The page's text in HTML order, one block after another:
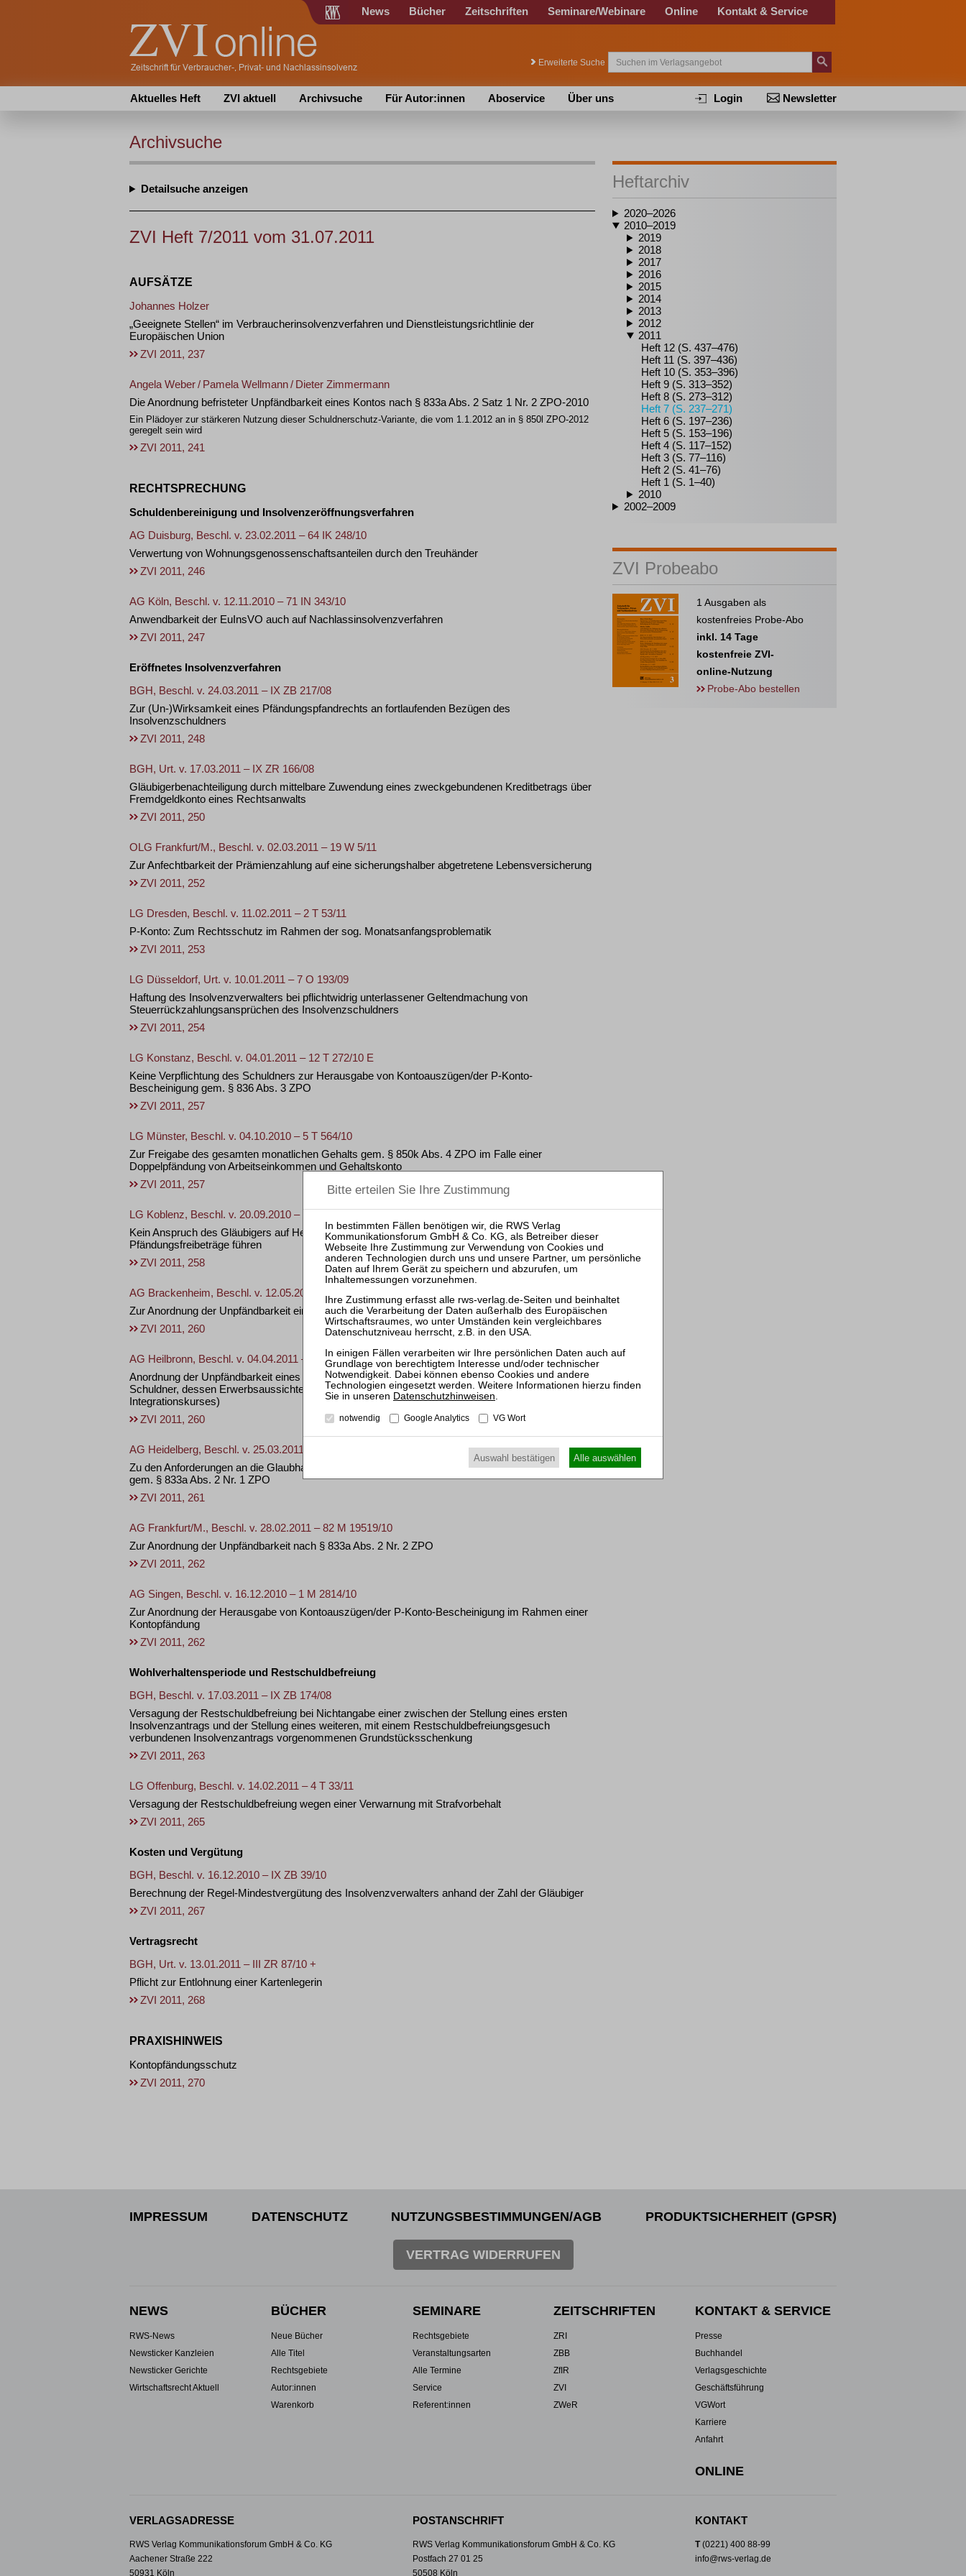
News Bücher Zeitschriften Seminare/Webinare Online Kontakt & Service
Erweiterte Suche
Aktuelles Heft ZVI aktuell Archivsuche Für Autor:innen Aboservice Über uns Newsletter
Login
Archivsuche
Detailsuche
ZVI Heft 7/2011 vom 31.07.2011
AUFSÄTZE
Johannes Holzer
„Geeignete Stellen“ im Verbraucherinsolvenzverfahren und Dienstleistungsrichtlinie der
Europäischen Union
ZVI 2011, 237
Angela Weber/ Pamela Wellmann/ Dieter Zimmermann
Die Anordnung befristeter Unpfändbarkeit eines Kontos nach § 833a Abs. 2 Satz 1 Nr. 2 ZPO-2010
Ein Plädoyer zur stärkeren Nutzung dieser Schuldnerschutz-Variante, die vom 1.1.2012 an in § 850l ZPO-2012
geregelt sein wird
ZVI 2011, 241
RECHTSPRECHUNG
Schuldenbereinigung und Insolvenzeröffnungsverfahren
AG Duisburg, Beschl. v. 23.02.2011 – 64 IK 248/10
Verwertung von Wohnungsgenossenschaftsanteilen durch den Treuhänder
ZVI 2011, 246
AG Köln, Beschl. v. 12.11.2010 – 71 IN 343/10
Anwendbarkeit der EuInsVO auch auf Nachlassinsolvenzverfahren
ZVI 2011, 247
Eröffnetes Insolvenzverfahren
BGH, Beschl. v. 24.03.2011 – IX ZB 217/08
Zur (Un-)Wirksamkeit eines Pfändungspfandrechts an fortlaufenden Bezügen des
Insolvenzschuldners
ZVI 2011, 248
BGH, Urt. v. 17.03.2011 – IX ZR 166/08
Gläubigerbenachteiligung durch mittelbare Zuwendung eines zweckgebundenen Kreditbetrags über
Fremdgeldkonto eines Rechtsanwalts
ZVI 2011, 250
OLG Frankfurt/M., Beschl. v. 02.03.2011 – 19 W 5/11
Zur Anfechtbarkeit der Prämienzahlung auf eine sicherungshalber abgetretene Lebensversicherung
ZVI 2011, 252
LG Dresden, Beschl. v. 11.02.2011 – 2 T 53/11
P-Konto: Zum Rechtsschutz im Rahmen der sog. Monatsanfangsproblematik
ZVI 2011, 253
LG Düsseldorf, Urt. v. 10.01.2011 – 7 O 193/09
Haftung des Insolvenzverwalters bei pflichtwidrig unterlassener Geltendmachung von
Steuerrückzahlungsansprüchen des Insolvenzschuldners
ZVI 2011, 254
LG Konstanz, Beschl. v. 04.01.2011 – 12 T 272/10 E
Keine Verpflichtung des Schuldners zur Herausgabe von Kontoauszügen/der P-Konto-
Bescheinigung gem. § 836 Abs. 3 ZPO
ZVI 2011, 257
LG Münster, Beschl. v. 04.10.2010 – 5 T 564/10
Zur Freigabe des gesamten monatlichen Gehalts gem. § 850k Abs. 4 ZPO im Falle einer
Doppelpfändung von Arbeitseinkommen und Gehaltskonto
ZVI 2011, 257
LG Koblenz, Beschl. v. 20.09.2010 – 2 T 499/10
Kein Anspruch des Gläubigers auf Herausgabe der Nachweise, die zur Erhöhung der
Pfändungsfreibeträge führen
ZVI 2011, 258
AG Brackenheim, Beschl. v. 12.05.2011 – M 984/09
Zur Anordnung der Unpfändbarkeit eines Kontoguthabens nach § 833a Abs. 2 ZPO
ZVI 2011, 260
AG Heilbronn, Beschl. v. 04.04.2011 – 5 M 861/10
Anordnung der Unpfändbarkeit eines Kontos für 6 Monate gem. § 833a Abs. 2 Nr. 2 ZPO bei
Schuldner, dessen Erwerbsaussichten nicht genau vorhersehbar sind (Besuch eines
Integrationskurses)
ZVI 2011, 260
AG Heidelberg, Beschl. v. 25.03.2011 – 61 M 20556/07
Zu den Anforderungen an die Glaubhaftmachung eines Antrags auf Aufhebung der Kontopfändung
gem. § 833a Abs. 2 Nr. 1 ZPO
ZVI 2011, 261
AG Frankfurt/M., Beschl. v. 28.02.2011 – 82 M 19519/10
Zur Anordnung der Unpfändbarkeit nach § 833a Abs. 2 Nr. 2 ZPO
ZVI 2011, 262
AG Singen, Beschl. v. 16.12.2010 – 1 M 2814/10
Zur Anordnung der Herausgabe von Kontoauszügen/der P-Konto-Bescheinigung im Rahmen einer
Kontopfändung
ZVI 2011, 262
Wohlverhaltensperiode und Restschuldbefreiung
BGH, Beschl. v. 17.03.2011 – IX ZB 174/08
Versagung der Restschuldbefreiung bei Nichtangabe einer zwischen der Stellung eines ersten
Insolvenzantrags und der Stellung eines weiteren, mit einem Restschuldbefreiungsgesuch
verbundenen Insolvenzantrags vorgenommenen Grundstücksschenkung
ZVI 2011, 263
LG Offenburg, Beschl. v. 14.02.2011 – 4 T 33/11
Versagung der Restschuldbefreiung wegen einer Verwarnung mit Strafvorbehalt
ZVI 2011, 265
Kosten und Vergütung
BGH, Beschl. v. 16.12.2010 – IX ZB 39/10
Berechnung der Regel-Mindestvergütung des Insolvenzverwalters anhand der Zahl der Gläubiger
ZVI 2011, 267
Vertragsrecht
BGH, Urt. v. 13.01.2011 – III ZR 87/10 +
Pflicht zur Entlohnung einer Kartenlegerin
ZVI 2011, 268
PRAXISHINWEIS
Kontopfändungsschutz
ZVI 2011, 270
Heftarchiv
2020–2026
2010–2019
2019
2018
2017
2016
2015
2014
2013
2012
2011
Heft 12 (S. 437–476)
Heft 11 (S. 397–436)
Heft 10 (S. 353–396)
Heft 9 (S. 313–352)
Heft 8 (S. 273–312)
Heft 7 (S. 237–271)
Heft 6 (S. 197–236)
Heft 5 (S. 153–196)
Heft 4 (S. 117–152)
Heft 3 (S. 77–116)
Heft 2 (S. 41–76)
Heft 1 (S. 1–40)
2010
2002–2009
ZVI Probeabo
1 Ausgaben als
kostenfreies Probe-Abo
inkl. 14 Tage
kostenfreie ZVI-
online-Nutzung
Probe-Abo bestellen
IMPRESSUM DATENSCHUTZ NUTZUNGSBESTIMMUNGEN/AGB PRODUKTSICHERHEIT (GPSR)
VERTRAG WIDERRUFEN
NEWS
RWS-News
Newsticker Kanzleien
Newsticker Gerichte
Wirtschaftsrecht Aktuell
BÜCHER
Neue Bücher
Alle Titel
Rechtsgebiete
Autor:innen
Warenkorb
SEMINARE
Rechtsgebiete
Veranstaltungsarten
Alle Termine
Service
Referent:innen
ZEITSCHRIFTEN
ZRI
ZBB
ZfIR
ZVI
ZWeR
KONTAKT & SERVICE
Presse
Buchhandel
Verlagsgeschichte
Geschäftsführung
VGWort
Karriere
Anfahrt
ONLINE
VERLAGSADRESSE
RWS Verlag Kommunikationsforum GmbH & Co. KG
Aachener Straße 222
50931 Köln
POSTANSCHRIFT
RWS Verlag Kommunikationsforum GmbH & Co. KG
Postfach 27 01 25
50508 Köln
KONTAKT
T(0221) 400 88-99
info@rws-verlag.de
Datenschutzhinweisen
notwendig Google Analytics VG Wort
Auswahl bestätigen Alle auswählen